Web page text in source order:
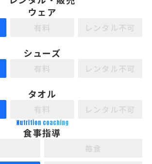
ウェア
シューズ
タオル
Nutrition coaching
食事指導